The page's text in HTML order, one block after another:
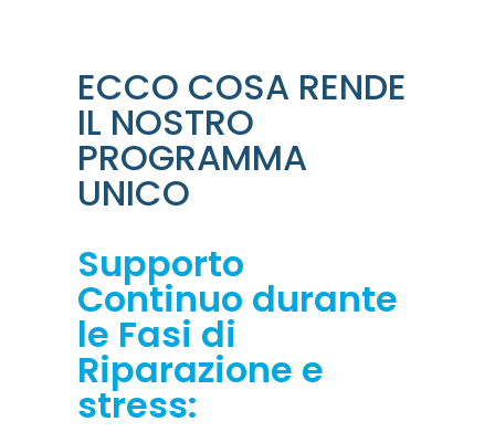
ECCO COSA RENDE
IL NOSTRO
PROGRAMMA
UNICO
Supporto
Continuo durante
le Fasi di
Riparazione e
stress: